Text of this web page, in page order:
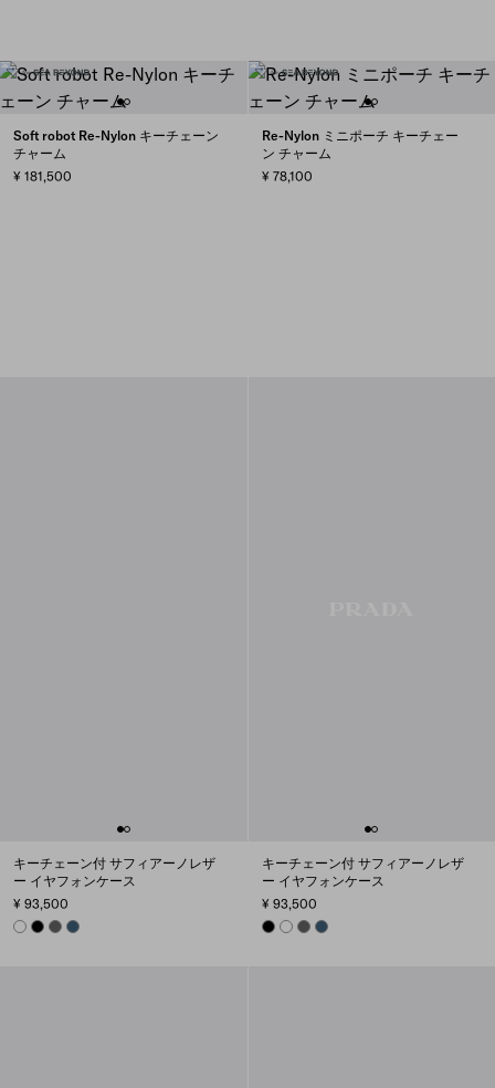
Soft robot Re-Nylon キーチェーン
チャーム
¥ 181,500
Re-Nylon ミニポーチ キーチェー
ン チャーム
¥ 78,100
キーチェーン付 サフィアーノレザ
ー イヤフォンケース
¥ 93,500
WHITEBLACKSMOKY GRAY
AVIATION BLUE
キーチェーン付 サフィアーノレザ
ー イヤフォンケース
¥ 93,500
BLACKWHITESMOKY GRAY
AVIATION BLUE